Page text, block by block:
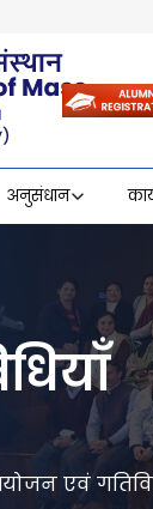
अनुसंधान
एवं